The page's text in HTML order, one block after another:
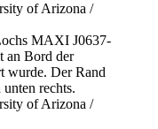
MAXI J0637-
an Bord der
wurde. Der Rand
rechts.
of Arizona /